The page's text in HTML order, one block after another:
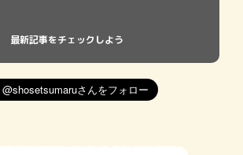
最新記事をチェックしよう